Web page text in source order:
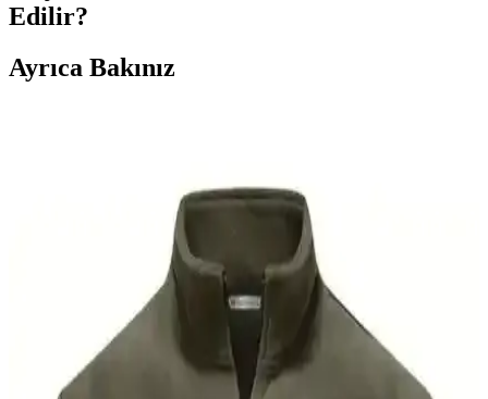
Edilir?
Ayrıca Bakınız
20 yaşındaki erkekler için moda anlayışını geliştirme yolları, temel
prensipler ve stil önerileri detaylı şekilde ele alınıyor. Kendi
zevkinizi keşfetmek ve özgünlük ön planda tutuluyor.
Uzun Gövdeye Sahip Erkekler İçin Uygun Gömlek
Seçimi ve Marka Önerileri
Uzun gövdeye sahip erkekler için gömlek seçiminde sırt uzunluğu
ve kol boyu önemli. Buck Mason, BR, J Crew gibi markalar uzun
beden seçenekleri sunarak uygun uyum sağlar.